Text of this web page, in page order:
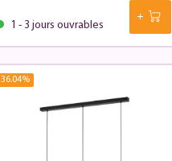
1 - 3 jours ouvrables
36.04%